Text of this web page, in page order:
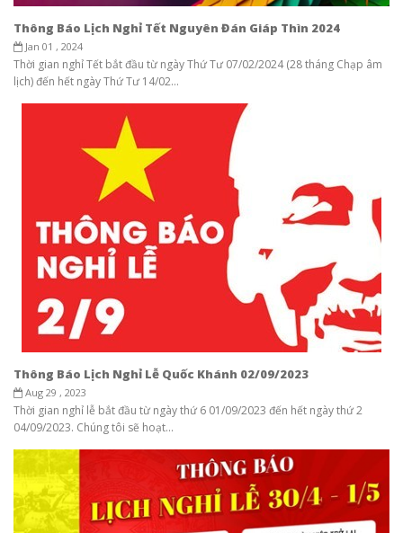
Thông Báo Lịch Nghỉ Tết Nguyên Đán Giáp Thìn 2024
Jan 01 , 2024
Thời gian nghỉ Tết bắt đầu từ ngày Thứ Tư 07/02/2024 (28 tháng Chạp âm
lịch) đến hết ngày Thứ Tư 14/02...
Thông Báo Lịch Nghỉ Lễ Quốc Khánh 02/09/2023
Aug 29 , 2023
Thời gian nghỉ lễ bắt đầu từ ngày thứ 6 01/09/2023 đến hết ngày thứ 2
04/09/2023. Chúng tôi sẽ hoạt...